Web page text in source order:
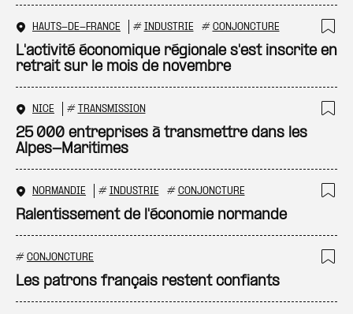
HAUTS-DE-FRANCE # INDUSTRIE # CONJONCTURE
L'activité économique régionale s'est inscrite en
retrait sur le mois de novembre
NICE # TRANSMISSION
25 000 entreprises à transmettre dans les
Alpes-Maritimes
NORMANDIE # INDUSTRIE # CONJONCTURE
Ralentissement de l'économie normande
# CONJONCTURE
Les patrons français restent confiants